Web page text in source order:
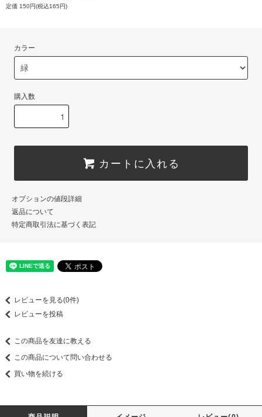
定価 150円(税込165円)
カラー
購入数
カートに入れる
オプションの値段詳細
返品について
特定商取引法に基づく表記
レビューを見る(0件)
レビューを投稿
この商品を友達に教える
この商品について問い合わせる
買い物を続ける